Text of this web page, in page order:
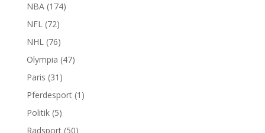
NBA(174)
NFL(72)
NHL(76)
Olympia (47)
Paris (31)
Pferdesport(1)
Politik(5)
Radsport(50)